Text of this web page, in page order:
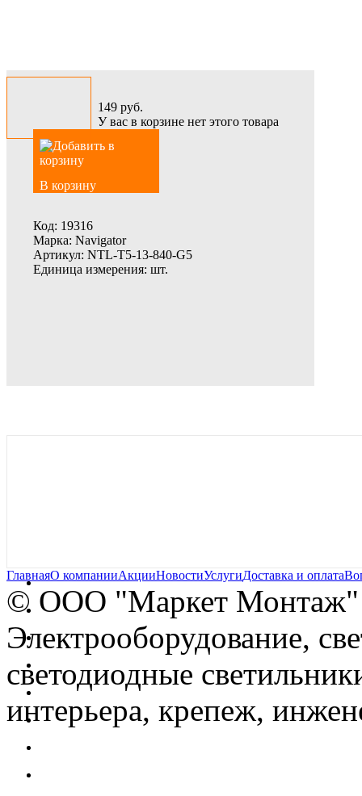
149 руб.
У вас в корзине нет этого товара
В корзину
Код: 19316
Марка: Navigator
Артикул: NTL-T5-13-840-G5
Единица измерения: шт.
ГлавнаяО компанииАкцииНовостиУслугиДоставка и оплата
© OOO "Маркет Монтаж"
Электрооборудование,
светодиодные
интерьера, крепеж,